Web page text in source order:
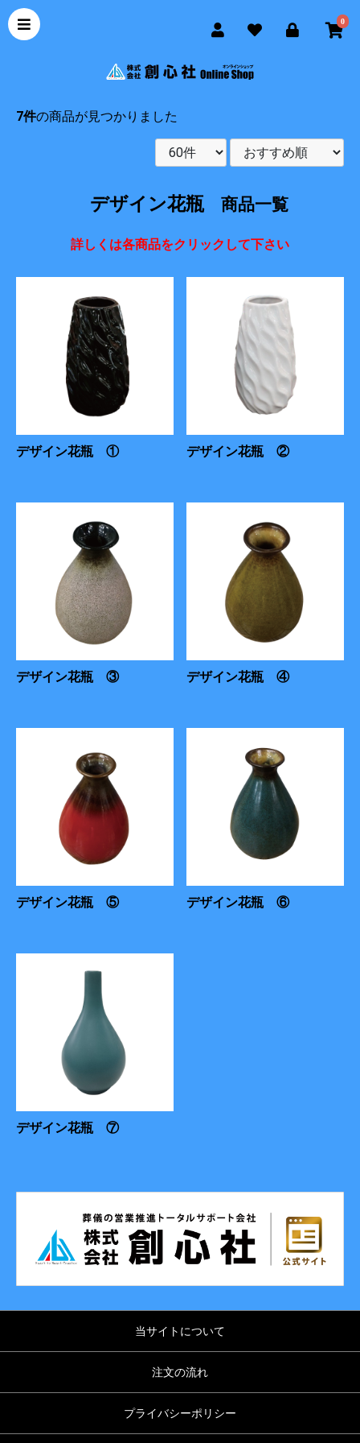
0
7件の商品が見つかりました
デザイン花瓶商品一覧
詳しくは各商品をクリックして下さい
デザイン花瓶 ① デザイン花瓶 ②
デザイン花瓶 ③ デザイン花瓶 ④
デザイン花瓶 ⑤ デザイン花瓶 ⑥
デザイン花瓶 ⑦
当サイトについて
注文の流れ
プライバシーポリシー